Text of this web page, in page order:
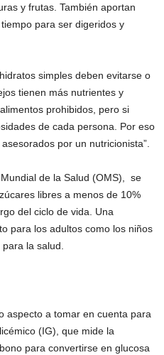
y frutas. También aportan
para ser digeridos y
simples deben evitarse o
tienen más nutrientes y
prohibidos, pero si
de cada persona. Por eso
por un nutricionista”.
de la Salud (OMS), se
libres a menos de 10%
del ciclo de vida. Una
para los adultos como los niños
la salud.
aspecto a tomar en cuenta para
(IG), que mide la
para convertirse en glucosa